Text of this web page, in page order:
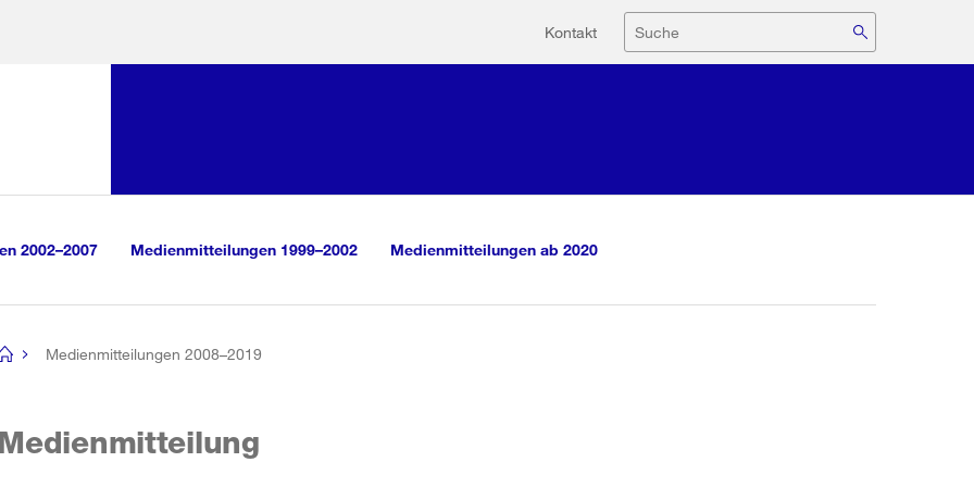
Hilfsnavigation
Kontakt Suche
2002–2007 Medienmitteilungen 1999–2002 Medienmitteilungen ab 2020
Medienmitteilungen 2008–2019